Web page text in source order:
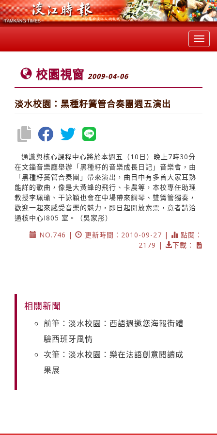
校園視窗 2009-04-06
淡水校園：黑種籽簧管合奏團週五演出
通識與核心課程中心將於本週五（10日）晚上7時30分
在文錙音樂廳舉辦「黑種籽的音樂成長日記」音樂會，由
「黑種籽簧管合奏團」帶來演出，曲目中有多首大家耳熟
能詳的歌曲，像是大黃蜂的飛行、卡農等，本校專任助理
教授李珮瑜、干詠穎也會在中場帶來鋼琴、雙簧管獨奏，
歡迎一起來感受音樂的魅力，即日起開放索票，意者請洽
通核中心I805 室。（吳家彤）
NO.746 |
更新時間：2010-09-27 |
點閱：
2179 |
下載：
相關新聞
前筆：淡水校園：西語週邀您海報街體
驗西班牙風情
次筆：淡水校園：樂在法語創意閱讀成
果展